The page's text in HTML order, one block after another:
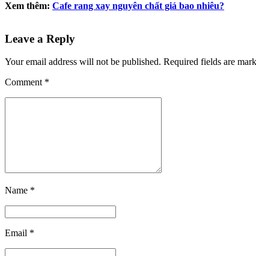
Xem thêm: Cafe rang xay nguyên chất giá bao nhiêu?
Leave a Reply
Your email address will not be published. Required fields are
Comment *
Name *
Email *